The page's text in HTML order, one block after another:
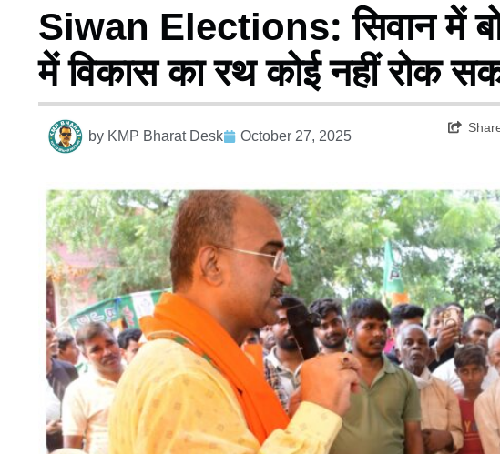
Siwan Elections: सिवान में
में विकास का रथ कोई नहीं रोक
by KMP Bharat Desk October 27, 2025